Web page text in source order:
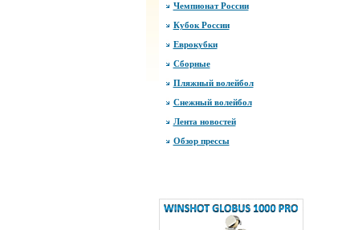
Чемпионат России
Кубок России
Еврокубки
Сборные
Пляжный волейбол
Снежный волейбол
Лента новостей
Обзор прессы